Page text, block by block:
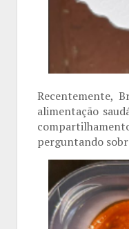
Recentemente,
alimentação
perguntando